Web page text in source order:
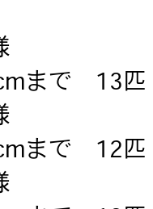
まで 13匹
まで 12匹